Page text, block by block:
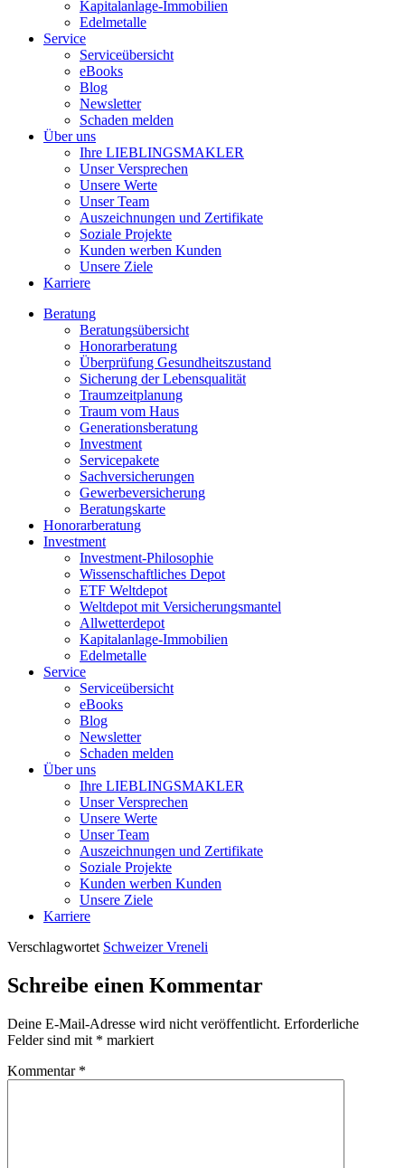
Kapitalanlage-Immobilien
Edelmetalle
Service
Serviceübersicht
eBooks
Blog
Newsletter
Schaden melden
Über uns
Ihre LIEBLINGSMAKLER
Unser Versprechen
Unsere Werte
Unser Team
Auszeichnungen und Zertifikate
Soziale Projekte
Kunden werben Kunden
Unsere Ziele
Karriere
Beratung
Beratungsübersicht
Honorarberatung
Überprüfung Gesundheitszustand
Sicherung der Lebensqualität
Traumzeitplanung
Traum vom Haus
Generationsberatung
Investment
Servicepakete
Sachversicherungen
Gewerbeversicherung
Beratungskarte
Honorarberatung
Investment
Investment-Philosophie
Wissenschaftliches Depot
ETF Weltdepot
Weltdepot mit Versicherungsmantel
Allwetterdepot
Kapitalanlage-Immobilien
Edelmetalle
Service
Serviceübersicht
eBooks
Blog
Newsletter
Schaden melden
Über uns
Ihre LIEBLINGSMAKLER
Unser Versprechen
Unsere Werte
Unser Team
Auszeichnungen und Zertifikate
Soziale Projekte
Kunden werben Kunden
Unsere Ziele
Karriere
Verschlagwortet Schweizer Vreneli
Schreibe einen Kommentar
Deine E-Mail-Adresse wird nicht veröffentlicht. Erforderliche
Felder sind mit * markiert
Kommentar *